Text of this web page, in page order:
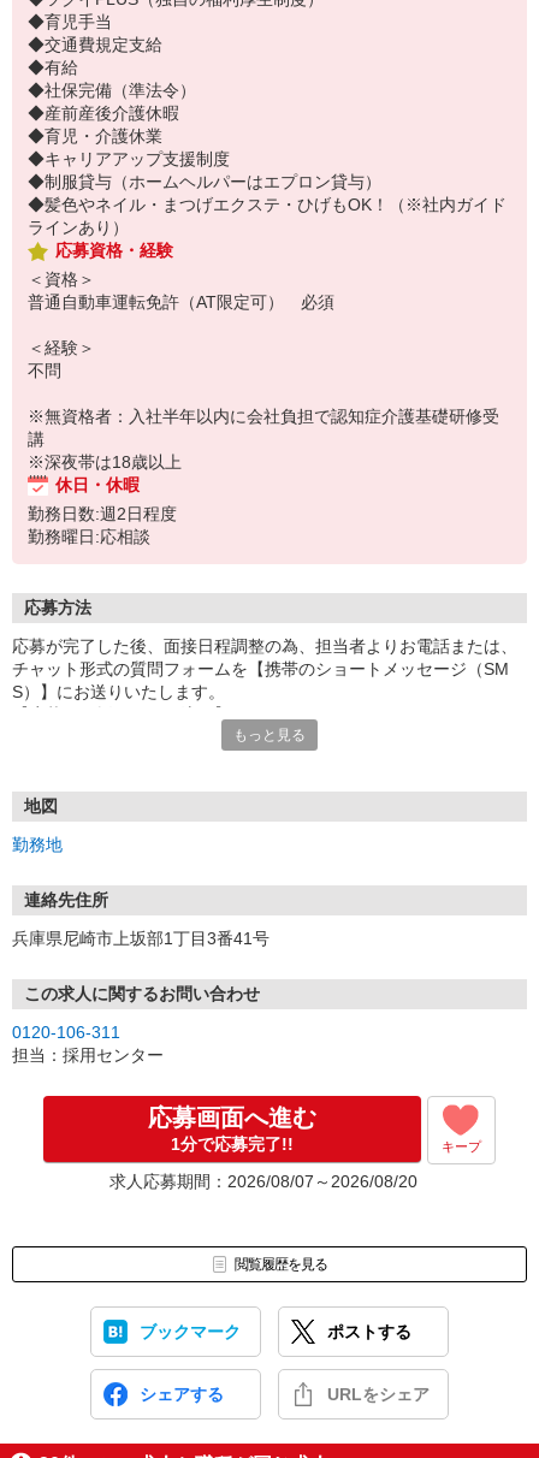
◆育児手当
◆交通費規定支給
◆有給
◆社保完備（準法令）
◆産前産後介護休暇
◆育児・介護休業
◆キャリアアップ支援制度
◆制服貸与（ホームヘルパーはエプロン貸与）
◆髪色やネイル・まつげエクステ・ひげもOK！（※社内ガイド
ラインあり）
応募資格・経験
＜資格＞
普通自動車運転免許（AT限定可） 必須
＜経験＞
不問
※無資格者：入社半年以内に会社負担で認知症介護基礎研修受
講
※深夜帯は18歳以上
休日・休暇
勤務日数:週2日程度
勤務曜日:応相談
応募方法
応募が完了した後、面接日程調整の為、担当者よりお電話または、
チャット形式の質問フォームを【携帯のショートメッセージ（SM
S）】にお送りいたします。
1.応募…Webもしくはお電話より応募ください。
※実技試験はドライバーの職種のみとなります。
もっと見る
地図
勤務地
連絡先住所
兵庫県尼崎市上坂部1丁目3番41号
この求人に関するお問い合わせ
0120-106-311
担当：採用センター
応募画面へ進む
1分で応募完了!! キープ
求人応募期間：2026/08/07～2026/08/20
閲覧履歴を見る
ブックマーク ポストする
シェアする URLをシェア